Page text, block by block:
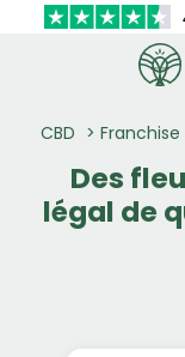
CBD Franchise
Des
légal de